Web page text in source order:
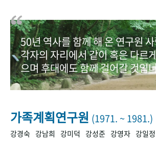
기록물 아카이브
사진 아카이브 문서 기록물 행정박물
50+1주년 기념
+1
50년 역사를 함께 해 온 연구원
각자의 자리에서 같이 혹은 다르
으며 후대에도 함께 걸어갈 것입
가족계획연구원 (1971. ~ 1981.)
강경숙 강남희 강미덕 강성준 강영자 강일정